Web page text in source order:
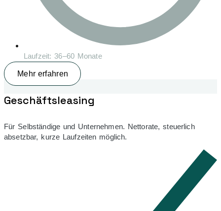
Laufzeit: 36–60 Monate
Mehr erfahren
Geschäfts­leasing
Für Selbständige und Unternehmen. Nettorate, steuerlich
absetzbar, kurze Laufzeiten möglich.